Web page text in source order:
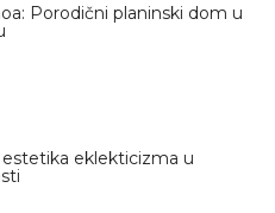
Porodični planinski dom u
estetika eklekticizma u